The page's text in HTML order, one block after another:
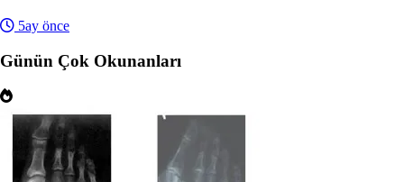
5ay önce
Günün Çok Okunanları